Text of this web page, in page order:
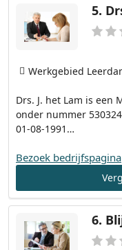
5.
Drs. J. het Lam is een
onder nummer
01-08-1991…
Werkgebied
Bezoek bedrijfspagina
6.